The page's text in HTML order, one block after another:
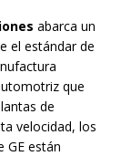
abarca un
el estándar de
que
de
velocidad, los
GE están